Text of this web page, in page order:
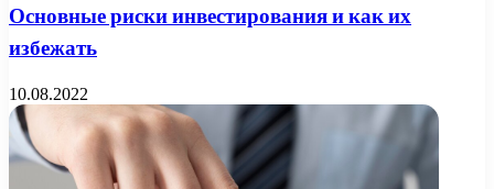
Основные риски инвестирования и как их
избежать
10.08.2022